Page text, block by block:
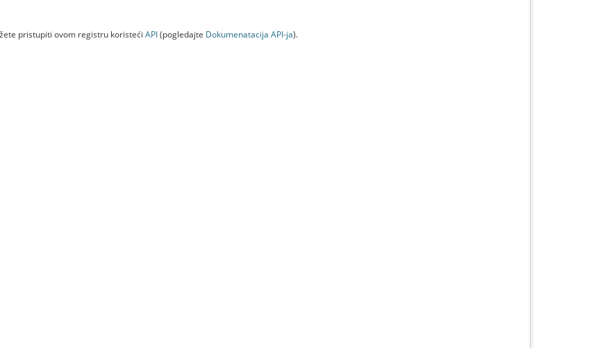
pristupiti ovom registru koristeći API(pogledajte Dokumenаtаcijа API-jа).